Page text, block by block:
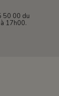
50 00 du
17h00.